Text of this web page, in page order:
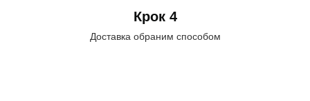
Крок 4
Доставка обраним способом